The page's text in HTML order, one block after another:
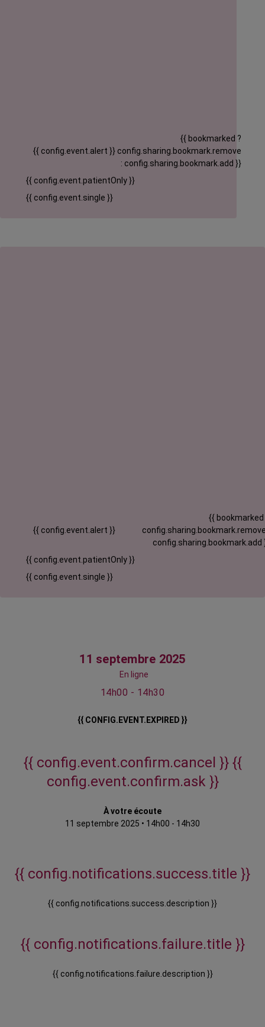
{{ config.event.alert }}
{{ bookmarked ?
config.sharing.bookmark.remove
: config.sharing.bookmark.add }}
{{ config.event.patientOnly }}
{{ config.event.single }}
{{ config.event.alert }}
{{ bookmarked
config.sharing.bookmark.add
{{ config.event.patientOnly }}
{{ config.event.single }}
11 septembre 2025
En ligne
14h00 - 14h30
{{ CONFIG.EVENT.EXPIRED }}
{{ config.event.confirm.cancel }} {{
config.event.confirm.ask }}
À votre écoute
11 septembre 2025 • 14h00 - 14h30
{{ config.notifications.success.title }}
{{ config.notifications.success.description }}
{{ config.notifications.failure.title }}
{{ config.notifications.failure.description }}